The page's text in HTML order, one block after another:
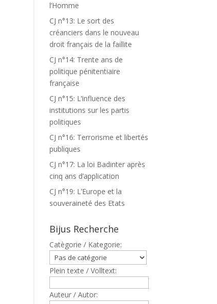
l’Homme
CJ n°13: Le sort des
créanciers dans le nouveau
droit français de la faillite
CJ n°14: Trente ans de
politique pénitentiaire
française
CJ n°15: L’influence des
institutions sur les partis
politiques
CJ n°16: Terrorisme et libertés
publiques
CJ n°17: La loi Badinter après
cinq ans d’application
CJ n°19: L’Europe et la
souveraineté des Etats
Bijus Recherche
Catègorie / Kategorie:
Plein texte / Volltext:
Auteur / Autor: